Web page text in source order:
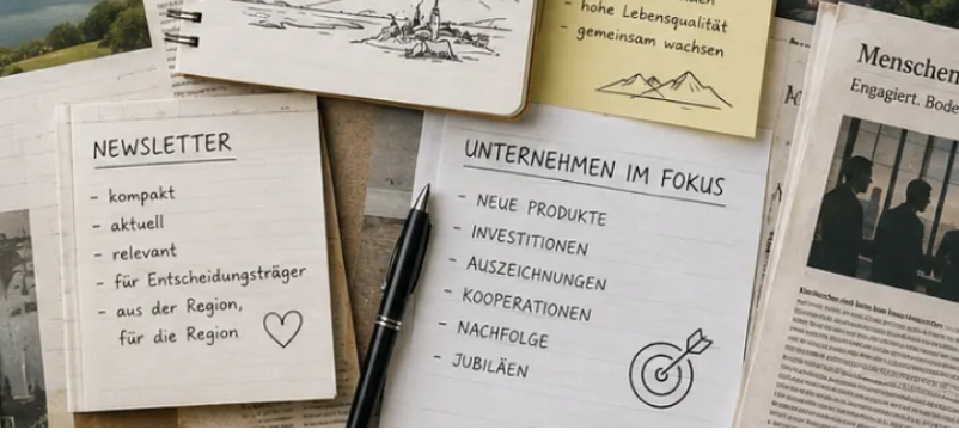
Prospektbestellungr und Team
Karriere im
Chiemgau